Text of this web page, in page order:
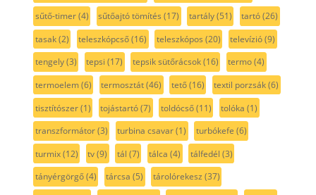
sűtő-timer(4) sűtőajtó tömítés (17) tartály(51) tartó(26)
tasak(2) teleszkópcső(16) teleszkópos (20) televízió(9)
tengely(3) tepsi (17) tepsik sütőrácsok(16) termo(4)
termoelem(6) termosztát(46) tető(16) textil porzsák(6)
tisztítószer(1) tojástartó(7) toldócső(11) tolóka (1)
transzformátor(3) turbina csavar(1) turbókefe (6)
turmix(12) tv(9) tál (7) tálca (4) tálfedél (3)
tányérgörgő(4) tárcsa (5) tárolórekesz (37)